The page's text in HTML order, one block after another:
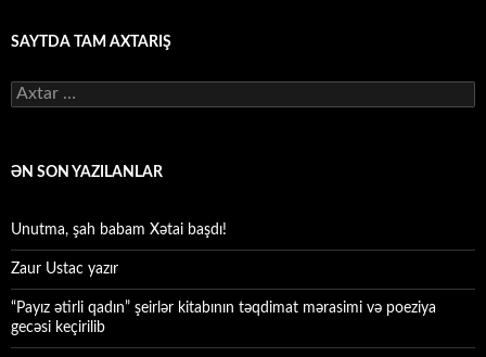
SAYTDA TAM AXTARIŞ
Axtarış:
ƏN SON YAZILANLAR
Unutma, şah babam Xətai başdı!
Zaur Ustac yazır
“Payız ətirli qadın” şeirlər kitabının təqdimat mərasimi və poeziya
gecəsi keçirilib